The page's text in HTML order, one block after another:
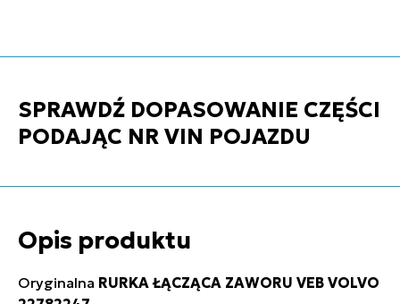
SPRAWDŹ DOPASOWANIE CZĘŚCI
PODAJĄC NR VIN POJAZDU
Opis produktu
Oryginalna RURKA ŁĄCZĄCA ZAWORU VEB VOLVO